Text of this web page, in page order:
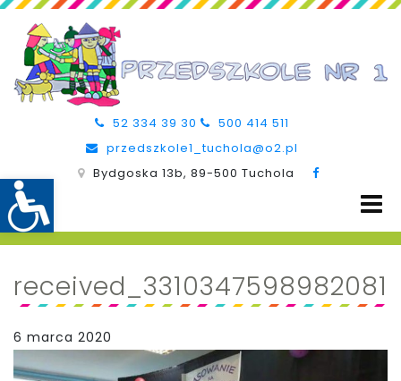
52 334 39 30
500 414 511
przedszkole1_tuchola@o2.pl
Bydgoska 13b, 89-500 Tuchola
received_3310347598982081
6 marca 2020